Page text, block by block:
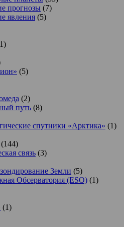
прогнозы (7)
явления (5)
(5)
(2)
путь (8)
спутники «Арктика» (1)
(144)
связь (3)
Земли (5)
Обсерватория (ESO) (1)
(1)